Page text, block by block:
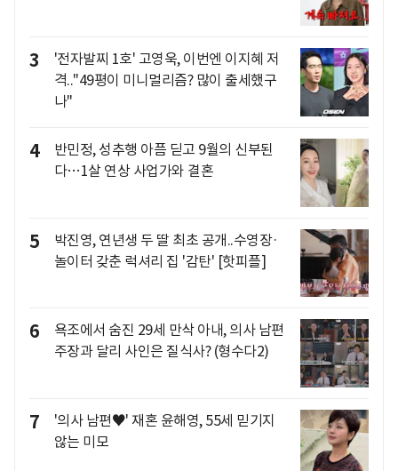
3
'전자발찌 1호' 고영욱, 이번엔 이지혜 저
격.."49평이 미니멀리즘? 많이 출세했구
나"
4
반민정, 성추행 아픔 딛고 9월의 신부된
다…1살 연상 사업가와 결혼
5
박진영, 연년생 두 딸 최초 공개..수영장·
놀이터 갖춘 럭셔리 집 '감탄' [핫피플]
6
욕조에서 숨진 29세 만삭 아내, 의사 남편
주장과 달리 사인은 질식사? (형수다2)
7
'의사 남편♥' 재혼 윤해영, 55세 믿기지
않는 미모